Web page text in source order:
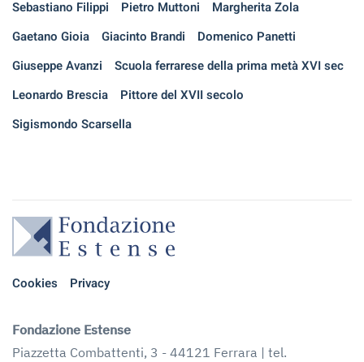
Sebastiano Filippi
Pietro Muttoni
Margherita Zola
Gaetano Gioia
Giacinto Brandi
Domenico Panetti
Giuseppe Avanzi
Scuola ferrarese della prima metà XVI sec
Leonardo Brescia
Pittore del XVII secolo
Sigismondo Scarsella
Cookies Privacy
Fondazione Estense
Piazzetta Combattenti, 3 - 44121 Ferrara | tel.